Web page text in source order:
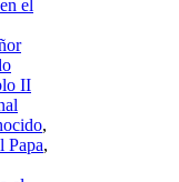
el
II
,
Papa,